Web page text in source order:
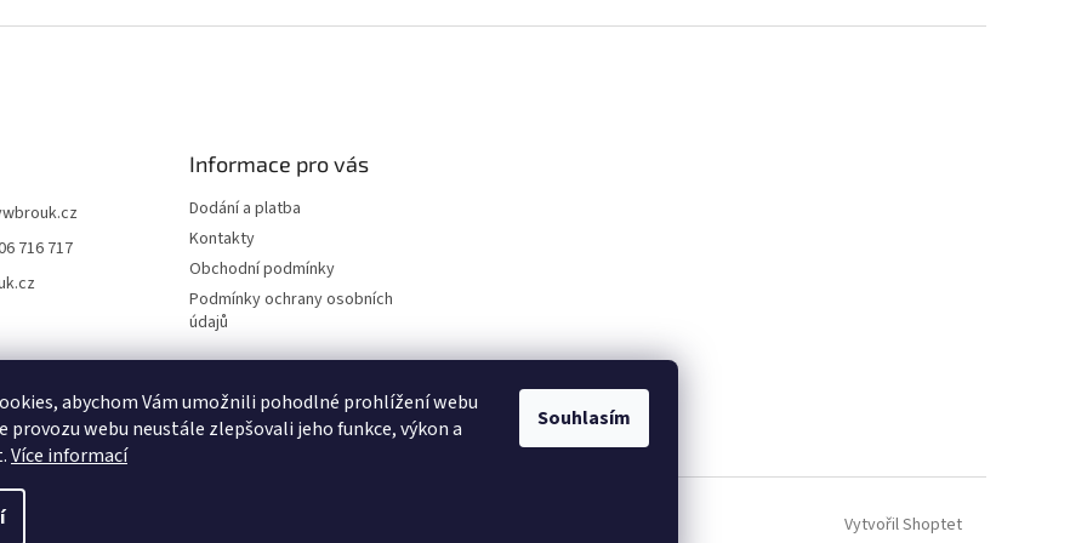
abychom Vám umožnili pohodlné prohlížení webu
provozu webu neustále zlepšovali jeho funkce, výkon a
Více informací
Souhlasím
716 717
Informace pro vás
Dodání a platba
Kontakty
Obchodní podmínky
Podmínky ochrany osobních
údajů
Vytvořil Shoptet